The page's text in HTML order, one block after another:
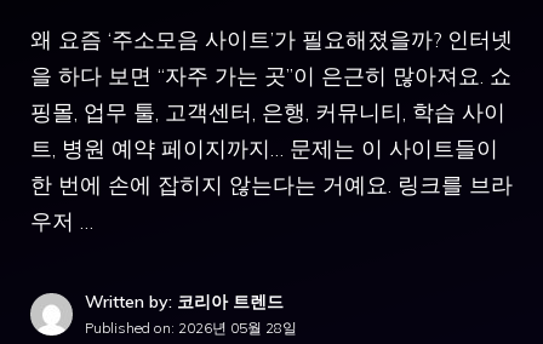
왜 요즘 ‘주소모음 사이트’가 필요해졌을까? 인터넷
을 하다 보면 “자주 가는 곳”이 은근히 많아져요. 쇼
핑몰, 업무 툴, 고객센터, 은행, 커뮤니티, 학습 사이
트, 병원 예약 페이지까지… 문제는 이 사이트들이
한 번에 손에 잡히지 않는다는 거예요. 링크를 브라
우저 …
Written by: 코리아 트렌드
Published on: 2026년 05월 28일